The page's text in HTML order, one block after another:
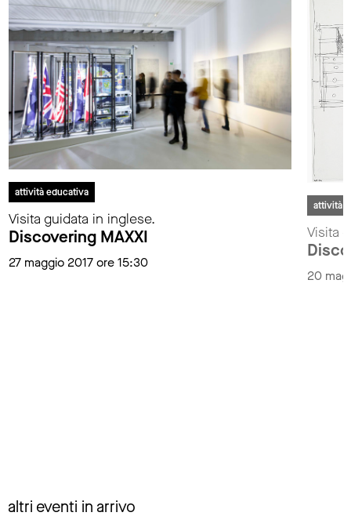
attività educativa
Visita guidata in inglese.
Discovering MAXXI
27 maggio 2017 ore 15:30
attività
Visita
20
altri eventi in arrivo